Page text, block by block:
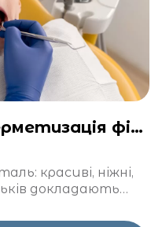
Навіщо потрібна герметизація фісур у дітей?
красиві, ніжні,
докладають